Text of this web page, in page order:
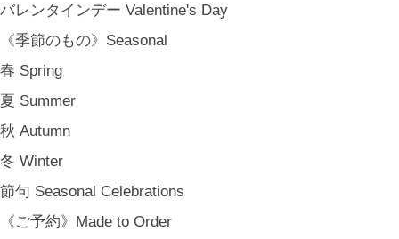
バレンタインデー Valentine's Day
《季節のもの》Seasonal
春 Spring
夏 Summer
秋 Autumn
冬 Winter
節句 Seasonal Celebrations
《ご予約》Made to Order
RU / icca / icca nicca Home Page Production & Photos by rua., co. ltd
[ MENU ]
HOME
SHOPPING GUIDE
FAQ
BLOG
CONTACT
TOP